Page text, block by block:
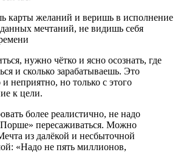
карты желаний и веришь в исполнение
мечтаний, не видишь себя
нужно чётко и ясно осознать, где
и сколько зарабатываешь. Это
неприятно, но только с этого
к цели.
более реалистично, не надо
пересаживаться. Можно
из далёкой и несбыточной
«Надо не пять миллионов,